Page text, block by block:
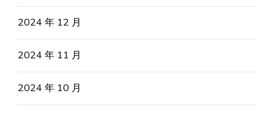
2024 年 12 月
2024 年 11 月
2024 年 10 月